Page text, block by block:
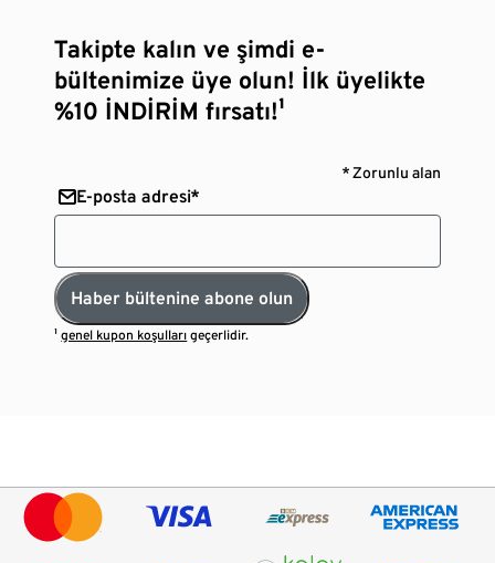
Takipte kalın ve şimdi e-
bültenimize üye olun! İlk üyelikte
%10 İNDİRİM fırsatı!¹
* Zorunlu alan
E-posta adresi*
Haber bültenine abone olun
¹genel kupon koşulları geçerlidir.